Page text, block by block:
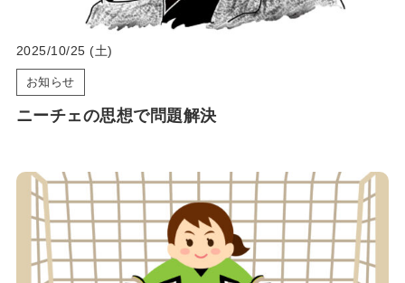
2025/10/25 (土)
お知らせ
ニーチェの思想で問題解決